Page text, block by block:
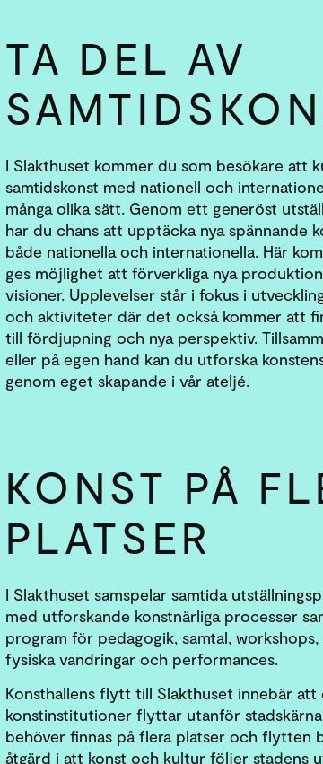
TA DEL AV
I Slakthuset kommer du som besökare att
samtidskonst med nationell och
många olika sätt. Genom ett generöst
har du chans att upptäcka nya spännande
både nationella och internationella. Här
ges möjlighet att förverkliga nya
visioner. Upplevelser står i fokus i
och aktiviteter där det också kommer att
till fördjupning och nya perspektiv.
eller på egen hand kan du utforska
genom eget skapande i vår ateljé.
KONST PÅ
PLATSER
I Slakthuset samspelar samtida
med utforskande konstnärliga processer
program för pedagogik, samtal,
fysiska vandringar och performances.
Konsthallens flytt till Slakthuset innebär att
konstinstitutioner flyttar utanför
behöver finnas på flera platser och flytten
åtgärd i att konst och kultur följer stadens